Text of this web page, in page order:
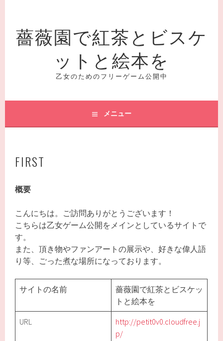
ッ
薔薇園で紅茶とビスケ
ットと絵本を
乙女のためのフリーゲーム公開中
メニュー
FIRST
概要
こんにちは。ご訪問ありがとうございます！
こちらは乙女ゲーム公開をメインとしているサイトで
す。
また、頂き物やファンアートの展示や、好きな偉人語
り等、ごった煮な場所になっております。
サイトの名前
薔薇園で紅茶とビスケッ
トと絵本を
URL
http://petit0v0.cloudfree.j
p/